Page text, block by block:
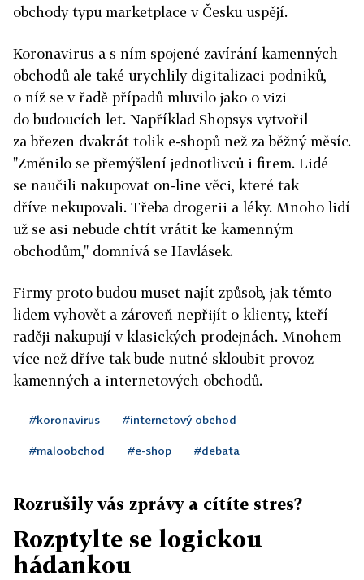
obchody typu marketplace v Česku uspějí.
Koronavirus a s ním spojené zavírání kamenných
obchodů ale také urychlily digitalizaci podniků,
o níž se v řadě případů mluvilo jako o vizi
do budoucích let. Například Shopsys vytvořil
za březen dvakrát tolik e-shopů než za běžný měsíc.
"Změnilo se přemýšlení jednotlivců i firem. Lidé
se naučili nakupovat on-line věci, které tak
dříve nekupovali. Třeba drogerii a léky. Mnoho lidí
už se asi nebude chtít vrátit ke kamenným
obchodům," domnívá se Havlásek.
Firmy proto budou muset najít způsob, jak těmto
lidem vyhovět a zároveň nepřijít o klienty, kteří
raději nakupují v klasických prodejnách. Mnohem
více než dříve tak bude nutné skloubit provoz
kamenných a internetových obchodů.
#koronavirus #internetový obchod
#maloobchod #e-shop #debata
Rozrušily vás zprávy a cítíte stres?
Rozptylte se logickou
hádankou